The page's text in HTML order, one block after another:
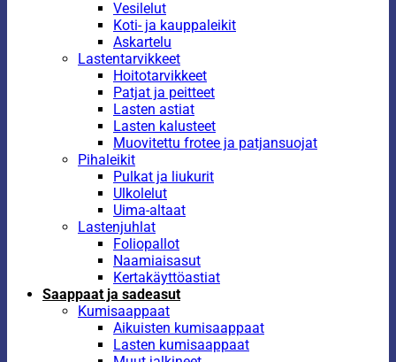
Vesilelut
Koti- ja kauppaleikit
Askartelu
Lastentarvikkeet
Hoitotarvikkeet
Patjat ja peitteet
Lasten astiat
Lasten kalusteet
Muovitettu frotee ja patjansuojat
Pihaleikit
Pulkat ja liukurit
Ulkolelut
Uima-altaat
Lastenjuhlat
Foliopallot
Naamiaisasut
Kertakäyttöastiat
Saappaat ja sadeasut
Kumisaappaat
Aikuisten kumisaappaat
Lasten kumisaappaat